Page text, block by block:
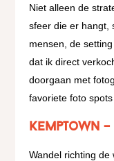
Niet alleen de
sfeer die er hangt,
mensen, de
dat ik direct
doorgaan met
favoriete foto
Kemptown
Wandel richting de